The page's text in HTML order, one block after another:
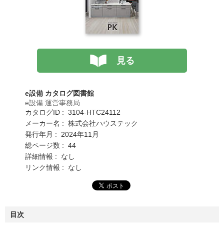
見る
e設備 カタログ図書館
e設備 運営事務局
カタログID : 3104-HTC24112
メーカー名 : 株式会社ハウステック
発行年月 : 2024年11月
総ページ数 : 44
詳細情報 : なし
リンク情報 : なし
目次